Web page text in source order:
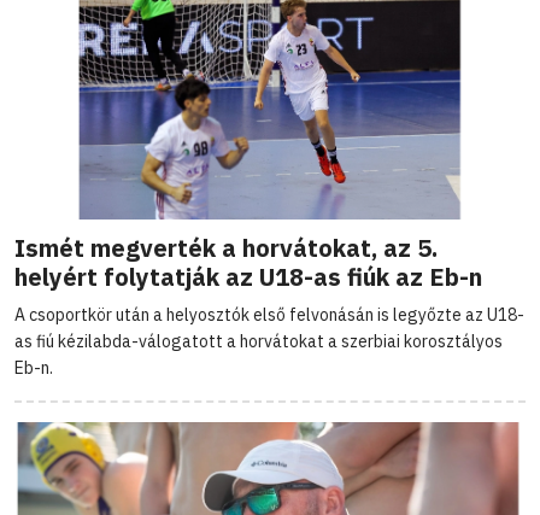
Ismét megverték a horvátokat, az 5.
helyért folytatják az U18-as fiúk az Eb-n
A csoportkör után a helyosztók első felvonásán is legyőzte az U18-
as fiú kézilabda-válogatott a horvátokat a szerbiai korosztályos
Eb-n.